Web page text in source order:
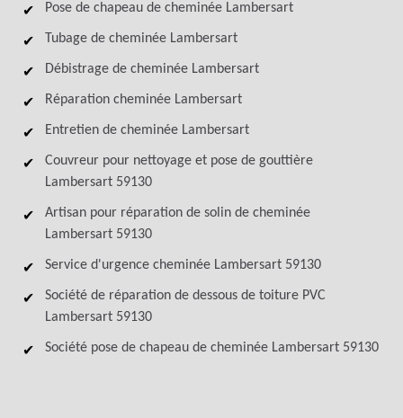
Pose de chapeau de cheminée Lambersart
Tubage de cheminée Lambersart
Débistrage de cheminée Lambersart
Réparation cheminée Lambersart
Entretien de cheminée Lambersart
Couvreur pour nettoyage et pose de gouttière
Lambersart 59130
Artisan pour réparation de solin de cheminée
Lambersart 59130
Service d'urgence cheminée Lambersart 59130
Société de réparation de dessous de toiture PVC
Lambersart 59130
Société pose de chapeau de cheminée Lambersart 59130